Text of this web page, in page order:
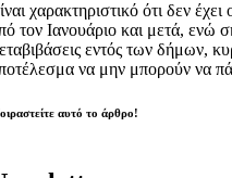
χαρακτηριστικό ότι δεν
τον Ιανουάριο και μετά, ενώ
εντός των δήμων,
να μην μπορούν να
αυτό το άρθρο!